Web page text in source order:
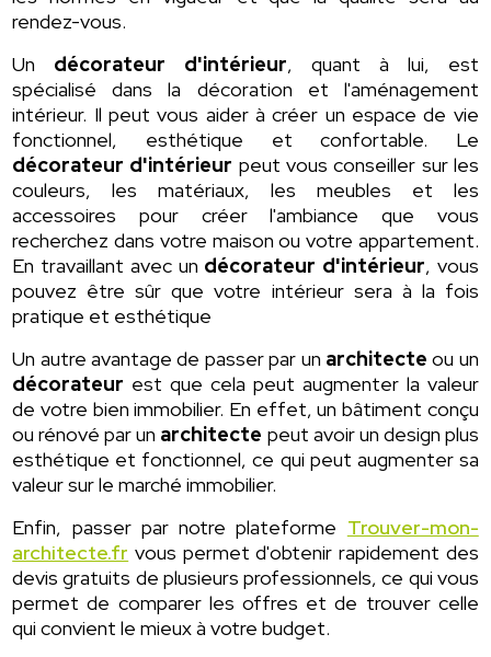
rendez-vous.
Un décorateur d'intérieur, quant à lui, est
spécialisé dans la décoration et l'aménagement
intérieur. Il peut vous aider à créer un espace de vie
fonctionnel, esthétique et confortable. Le
décorateur d'intérieur peut vous conseiller sur les
couleurs, les matériaux, les meubles et les
accessoires pour créer l'ambiance que vous
recherchez dans votre maison ou votre appartement.
En travaillant avec un décorateur d'intérieur, vous
pouvez être sûr que votre intérieur sera à la fois
pratique et esthétique
Un autre avantage de passer par un architecte ou un
décorateur est que cela peut augmenter la valeur
de votre bien immobilier. En effet, un bâtiment conçu
ou rénové par un architecte peut avoir un design plus
esthétique et fonctionnel, ce qui peut augmenter sa
valeur sur le marché immobilier.
Enfin, passer par notre plateforme Trouver-mon-
architecte.fr vous permet d'obtenir rapidement des
devis gratuits de plusieurs professionnels, ce qui vous
permet de comparer les offres et de trouver celle
qui convient le mieux à votre budget.